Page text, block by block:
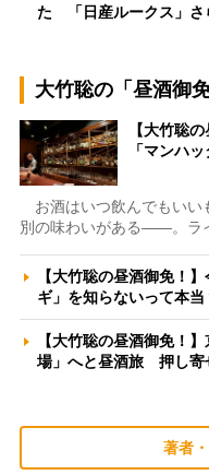
た 「日産ルークス」
大竹聡の「昼酒御免
【大竹聡
「マンハ
お酒はいつ飲んでもいい
別の味わいがある――。ラ
【大竹聡の昼酒御免！
ギ」を知らないって本
【大竹聡の昼酒御免！
場」へと昼酒旅 押し
著者